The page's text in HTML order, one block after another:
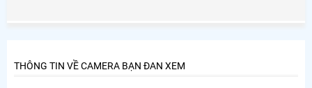
THÔNG TIN VỀ CAMERA BẠN ĐAN XEM